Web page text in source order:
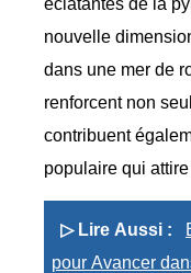
nouvelle
dans une mer de
renforcent non
contribuent
populaire qui
▷ Lire Aussi :
pour Avancer